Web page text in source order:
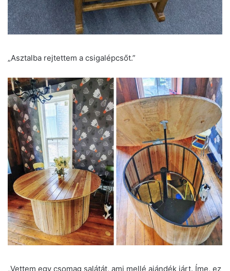
„Asztalba rejtettem a csigalépcsőt.”
„Vettem egy csomag salátát, ami mellé ajándék járt. Íme, ez